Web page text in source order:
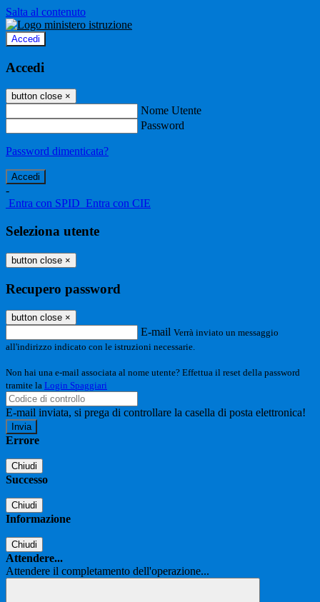
Salta al contenuto
Accedi
Accedi
button close ×
Nome Utente
Password
Password dimenticata?
-
Entra con SPID Entra con CIE
Seleziona utente
button close ×
Recupero password
button close ×
E-mail Verrà inviato un messaggio
all'indirizzo indicato con le istruzioni necessarie.
Non hai una e-mail associata al nome utente? Effettua il reset della password
tramite la Login Spaggiari
E-mail inviata, si prega di controllare la casella di posta elettronica!
Errore
Chiudi
Successo
Chiudi
Informazione
Chiudi
Attendere...
Attendere il completamento dell'operazione...